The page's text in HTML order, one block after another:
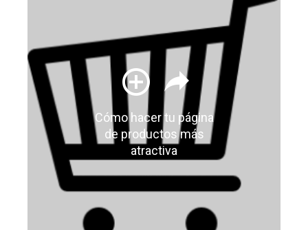
Cómo hacer tu página
de productos más
atractiva